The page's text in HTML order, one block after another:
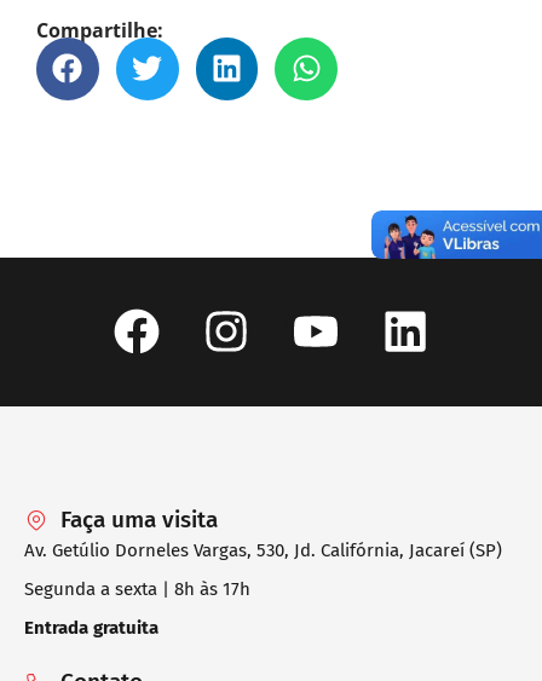
Compartilhe:
Faça uma visita
Av. Getúlio Dorneles Vargas, 530, Jd. Califórnia, Jacareí (SP)
Segunda a sexta | 8h às 17h
Entrada gratuita